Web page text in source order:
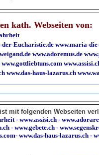
kath. Webseiten von:
der-Eucharistie.de www.maria-
www.adoremus.de
www.gottliebtuns.com
www.das-haus-lazarus.ch
mit folgenden Webseiten
-www.assisi.ch -
-www.gebete.ch -
-www.das-haus-lazarus.ch -